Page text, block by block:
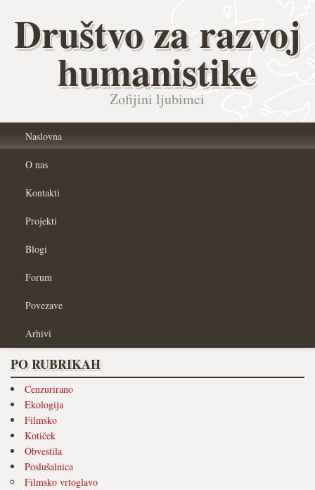
Društvo za razvoj
humanistike
Zofijini ljubimci
Naslovna
O nas
Kontakti
Projekti
Blogi
Forum
Povezave
Arhivi
PO RUBRIKAH
Cenzurirano
Ekologija
Filmsko
Kotiček
Obvestila
Poslušalnica
Filmsko vrtoglavo